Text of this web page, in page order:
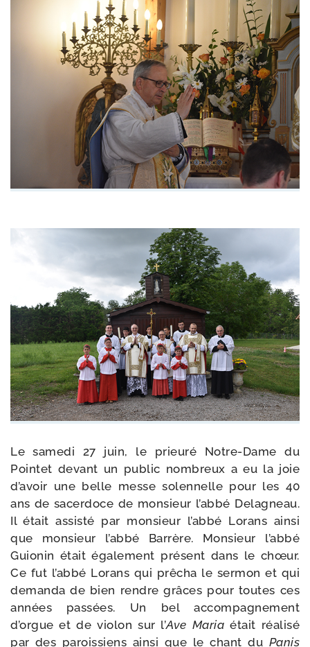
Le same­di 27 juin, le prieu­ré Notre-​Dame du
Pointet devant un public nom­breux a eu la joie
d’avoir une belle messe solen­nelle pour les 40
ans de sacer­doce de mon­sieur l’abbé Delagneau.
Il était assis­té par mon­sieur l’abbé Lorans ain­si
que mon­sieur l’abbé Barrère. Monsieur l’abbé
Guionin était éga­le­ment pré­sent dans le chœur.
Ce fut l’abbé Lorans qui prê­cha le ser­mon et qui
deman­da de bien rendre grâces pour toutes ces
années pas­sées. Un bel accom­pa­gne­ment
d’orgue et de vio­lon sur l’Ave Maria était réa­li­sé
par des parois­siens ain­si que le chant du Panis